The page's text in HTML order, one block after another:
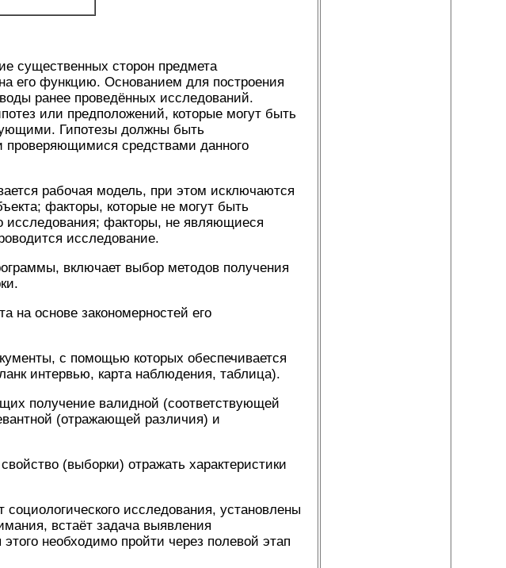
сторон предмета
его функцию. Основанием для построения
ранее проведённых исследований.
или предположений, которые могут быть
Гипотезы должны быть
проверяющимися средствами данного
рабочая модель, при этом исключаются
факторы, которые не могут быть
исследования; факторы, не являющиеся
исследование.
включает выбор методов получения
основе закономерностей его
с помощью которых обеспечивается
интервью, карта наблюдения, таблица).
валидной (соответствующей
(отражающей различия) и
(выборки) отражать характеристики
исследования, установлены
встаёт задача выявления
необходимо пройти через полевой этап